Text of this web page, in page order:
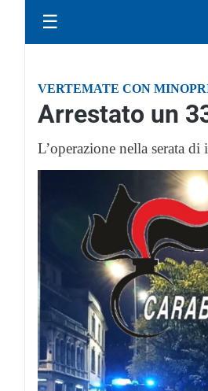
☰
VERTEMATE CON
Arrestato un
L’operazione nella serata